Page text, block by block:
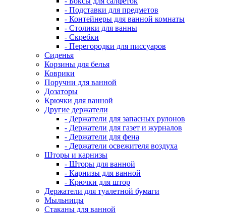
- Подставки для предметов
- Контейнеры для ванной комнаты
- Столики для ванны
- Скребки
- Перегородки для писсуаров
Сиденья
Корзины для белья
Коврики
Поручни для ванной
Дозаторы
Крючки для ванной
Другие держатели
- Держатели для запасных рулонов
- Держатели для газет и журналов
- Держатели для фена
- Держатели освежителя воздуха
Шторы и карнизы
- Шторы для ванной
- Карнизы для ванной
- Крючки для штор
Держатели для туалетной бумаги
Мыльницы
Стаканы для ванной